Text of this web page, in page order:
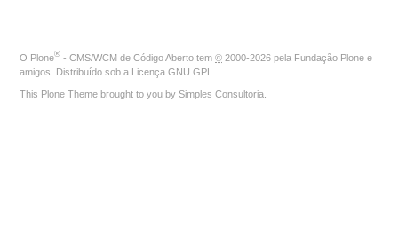
O Plone® - CMS/WCM de Código Aberto tem © 2000-2026 pela Fundação Plone e
amigos. Distribuído sob a Licença GNU GPL
This Plone Theme brought to you by Simples Consultoria